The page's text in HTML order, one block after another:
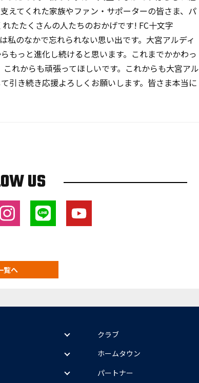
えてくれた家族やファン・サポーターの皆さま、パ
たたくさんの人たちのおかげです! FC十文字
私のなかで忘れられない思い出です。大宮アルディ
もっと進化し続けると思います。これまでかかわっ
れからも頑張ってほしいです。これからも大宮アル
引き続き応援よろしくお願いします。皆さま本当に
US
覧へ
クラブ
ホームタウン
パートナー